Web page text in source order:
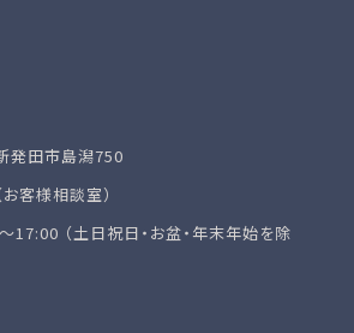
発田市島潟750
客様相談室）
（土日祝日・お盆・年末年始を除